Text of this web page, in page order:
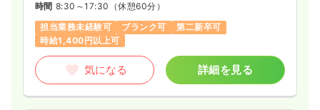
時間 8:30～17:30 （休憩60分）
担当業務未経験可
ブランク可
第二新卒可
時給1,400円以上可
気になる 詳細を見る